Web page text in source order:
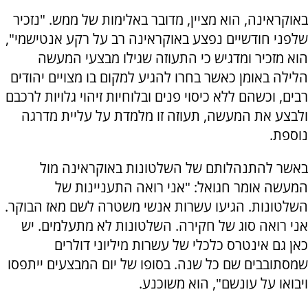
באוקראינה, הוא מציין, מדובר באלימות של ממש. "נזכיר
שלפני חודשיים נפצע באוקראינה רב על רקע אנטישמי",
הוא מזכיר ומדגיש כי התעוזה שגילו מבצעי המעשה
הלילה באומן כאשר בחרו להגיע למקום בו מצויים יהודים
רבים, וכשהם ללא כיסוי פנים ובלוחיות זיהוי גלויות לרכבם
ולבצע את המעשה, תעוזה זו מלמדת על עליית מדרגה
נוספת.
באשר להתנהלותם של השלטונות באוקראינה מול
המעשה אומר חגואל: "אני רואה התעניינות של
השלטונות. הגיעו עשרות אנשי משטרה לשם מאז הבוקר.
אני רואה סוג של חקירה. השלטונות לא מתעלמים. יש
כאן גם אינטרס כלכלי של עשרות מיליוני דולרים
שמסתובבים שם כל שנה. בסופו של יום המבצעים ייתפסו
ויבואו על עונשם", הוא משוכנע.